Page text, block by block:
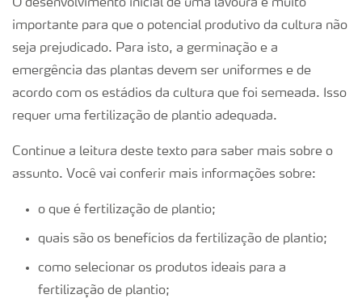
O desenvolvimento inicial de uma lavoura é muito
importante para que o potencial produtivo da cultura não
seja prejudicado. Para isto, a germinação e a
emergência das plantas devem ser uniformes e de
acordo com os estádios da cultura que foi semeada. Isso
requer uma fertilização de plantio adequada.
Continue a leitura deste texto para saber mais sobre o
assunto. Você vai conferir mais informações sobre:
o que é fertilização de plantio;
quais são os benefícios da fertilização de plantio;
como selecionar os produtos ideais para a
fertilização de plantio;